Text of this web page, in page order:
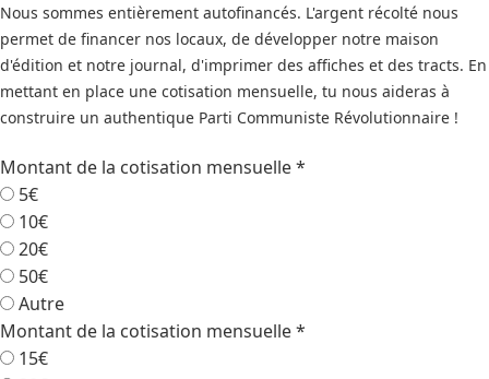
Nous sommes entièrement autofinancés. L'argent récolté nous
permet de financer nos locaux, de développer notre maison
d'édition et notre journal, d'imprimer des affiches et des tracts. En
mettant en place une cotisation mensuelle, tu nous aideras à
construire un authentique Parti Communiste Révolutionnaire !
Montant de la cotisation mensuelle*
5€
10€
20€
50€
Autre
Montant de la cotisation mensuelle*
15€